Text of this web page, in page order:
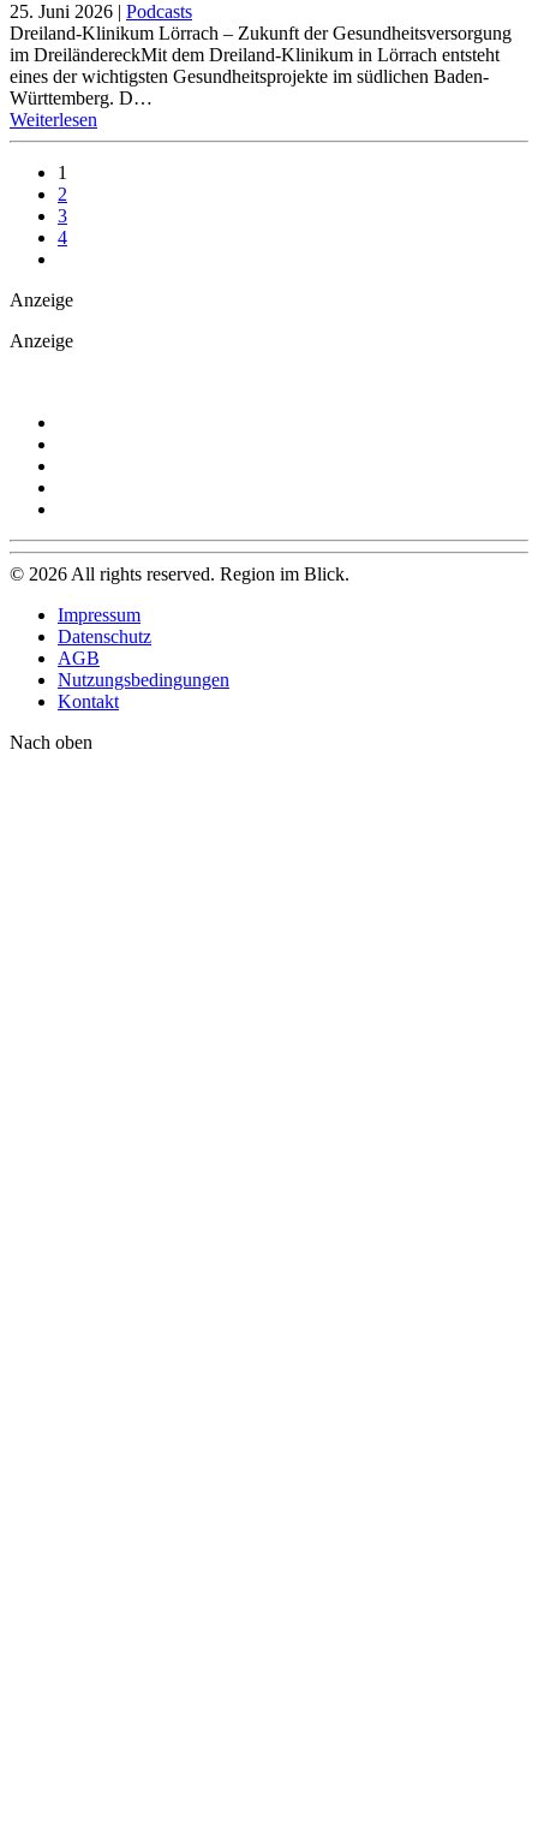
25. Juni 2026 | Podcasts
Dreiland-Klinikum Lörrach – Zukunft der Gesundheitsversorgung
im DreiländereckMit dem Dreiland-Klinikum in Lörrach entsteht
eines der wichtigsten Gesundheitsprojekte im südlichen Baden-
Württemberg. D…
Weiterlesen
1
2
3
4
Anzeige
Anzeige
© 2026 All rights reserved. Region im Blick.
Impressum
Datenschutz
AGB
Nutzungsbedingungen
Kontakt
Nach oben